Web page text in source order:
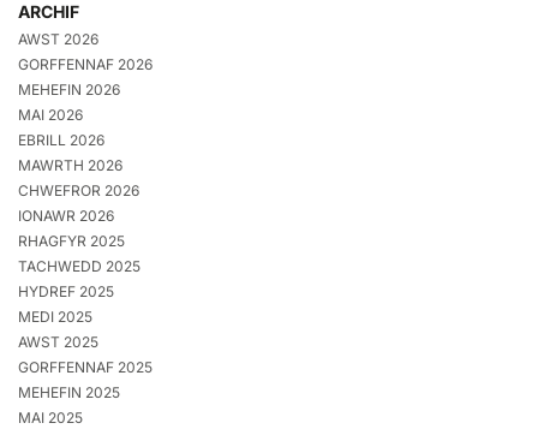
ARCHIF
AWST 2026
GORFFENNAF 2026
MEHEFIN 2026
MAI 2026
EBRILL 2026
MAWRTH 2026
CHWEFROR 2026
IONAWR 2026
RHAGFYR 2025
TACHWEDD 2025
HYDREF 2025
MEDI 2025
AWST 2025
GORFFENNAF 2025
MEHEFIN 2025
MAI 2025